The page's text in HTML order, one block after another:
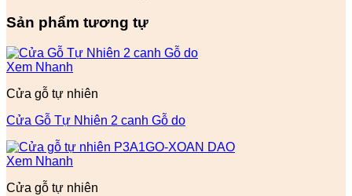
Sản phẩm tương tự
Xem Nhanh
Cửa gỗ tự nhiên
Cửa Gỗ Tự Nhiên 2 canh Gỗ do
Xem Nhanh
Cửa gỗ tự nhiên